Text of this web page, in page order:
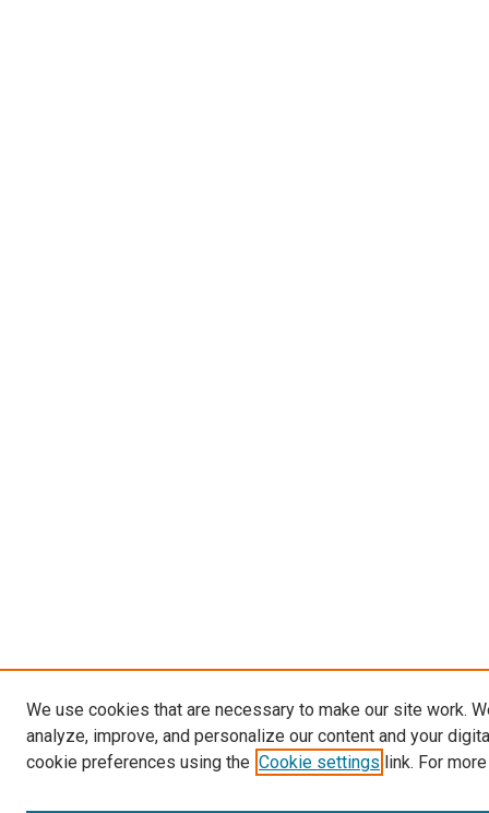
We use cookies that are necessary to make our site work.
analyze, improve, and personalize our content and your
cookie preferences using the Cookie settings link. For